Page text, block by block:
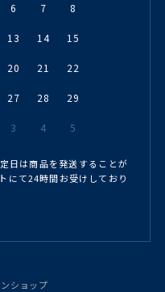
6 7 8
13 14 15
20 21 22
27 28 29
3 4 5
日は商品を発送することが
にて24時間お受けしており
ショップ